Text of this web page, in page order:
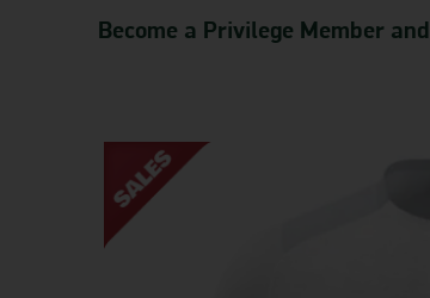
Become a Privilege Member